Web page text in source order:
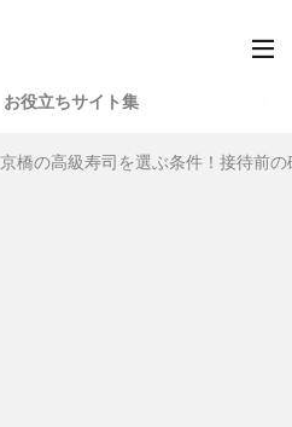
お役立ちサイト集
京橋の高級寿司を選ぶ条件！接待前の